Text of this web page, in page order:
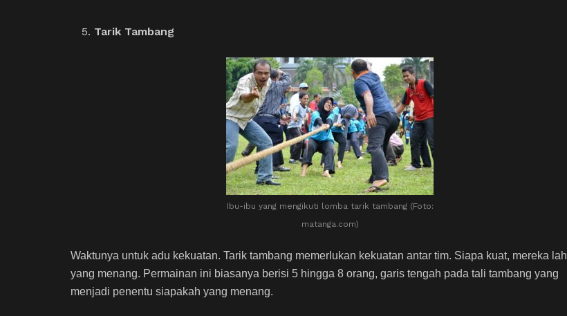
Tarik Tambang
Ibu-ibu yang mengikuti lomba tarik tambang (Foto:
matanga.com)
Waktunya untuk adu kekuatan. Tarik tambang memerlukan kekuatan antar tim. Siapa kuat, mereka lah
yang menang. Permainan ini biasanya berisi 5 hingga 8 orang, garis tengah pada tali tambang yang
menjadi penentu siapakah yang menang.